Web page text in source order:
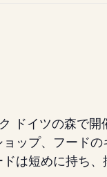
ドイツの森で
ップ、フード
は短めに持ち、